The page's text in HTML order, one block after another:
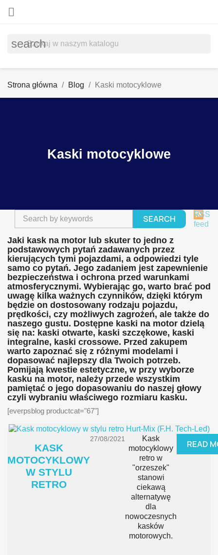

search
Strona główna Blog Kaski motocyklowe
Kaski motocyklowe
SEARCH
RSS
feed
Jaki kask na motor lub skuter to jedno z
podstawowych pytań zadawanych przez
kierujących tymi pojazdami, a odpowiedzi tyle
samo co pytań. Jego zadaniem jest zapewnienie
bezpieczeństwa i ochrona przed warunkami
atmosferycznymi. Wybierając go, warto brać pod
uwagę kilka ważnych czynników, dzięki którym
będzie on dostosowany rodzaju pojazdu,
prędkości, czy możliwych zagrożeń, ale także do
naszego gustu. Dostępne kaski na motor dzielą
się na: kaski otwarte, kaski szczękowe, kaski
integralne, kaski crossowe. Przed zakupem
warto zapoznać się z różnymi modelami i
dopasować najlepszy dla Twoich potrzeb.
Pomijają kwestie estetyczne, w przy wyborze
kasku na motor, należy przede wszystkim
pamiętać o jego dopasowaniu do naszej głowy
czyli wybraniu właściwego rozmiaru kasku.
[everpsblog productcat="67"]
KASK
MOTOCYKLOWY
W STYLU
RETRO
27/08/2021
Kask
motocyklowy
retro w
"orzeszek"
stanowi
ciekawą
alternatywę
dla
nowoczesnych
kasków
motorowych.
READ